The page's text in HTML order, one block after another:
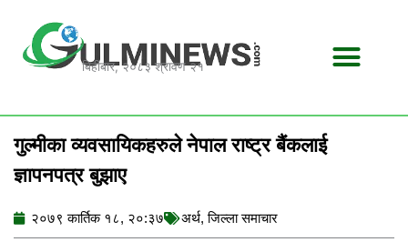
content
बिहीबार, २०८३ श्रावण २१
गुल्मीका व्यवसायिकहरुले नेपाल राष्ट्र बैंकलाई
ज्ञापनपत्र बुझाए
२०७९ कार्तिक १८, २०:३७ अर्थ,जिल्ला समाचार